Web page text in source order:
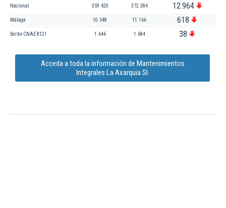
Nacional 359.420 372.384 12.964
Málaga 10.548 11.166 618
Sector CNAE 8121 1.646 1.684 38
Acceda a toda la información de Mantenimientos
Integrales La Axarquia Sl.